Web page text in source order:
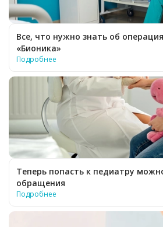
Все, что нужно знать об
«Бионика»
Подробнее
Теперь попасть к педиатру
обращения
Подробнее